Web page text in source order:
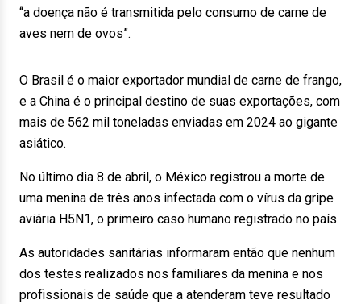
“a doença não é transmitida pelo consumo de carne de
aves nem de ovos”.
O Brasil é o maior exportador mundial de carne de frango,
e a China é o principal destino de suas exportações, com
mais de 562 mil toneladas enviadas em 2024 ao gigante
asiático.
No último dia 8 de abril, o México registrou a morte de
uma menina de três anos infectada com o vírus da gripe
aviária H5N1, o primeiro caso humano registrado no país.
As autoridades sanitárias informaram então que nenhum
dos testes realizados nos familiares da menina e nos
profissionais de saúde que a atenderam teve resultado